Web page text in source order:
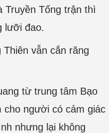
Truyền Tống trận thì
lưỡi đao.
vẫn cắn răng
từ trung tâm Bạo
cho người có cảm giác
nhưng lại không